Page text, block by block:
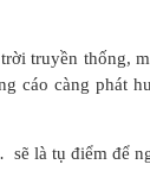
truyền thống,
cáo càng phát
là tụ điểm để